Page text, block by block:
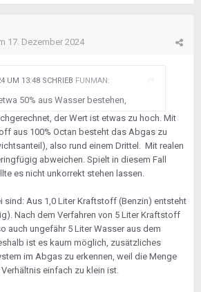
17. Dezember 2024
UM 13:48 SCHRIEB FUNMAN :
50% aus Wasser bestehen,
der Wert ist etwas zu hoch. Mit
aus 100% Octan besteht das Abgas zu
also rund einem Drittel. Mit realen
abweichen. Spielt in diesem Fall
es nicht unkorrekt stehen lassen.
sind: Aus 1,0 Liter Kraftstoff (Benzin) entsteht
Nach dem Verfahren von 5 Liter Kraftstoff
auch ungefähr 5 Liter Wasser aus dem
ist es kaum möglich, zusätzliches
im Abgas zu erkennen, weil die Menge
einfach zu klein ist.